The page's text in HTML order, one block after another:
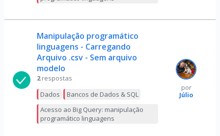
Manipulação programático
linguagens - Carregando
Arquivo .csv - Sem arquivo
modelo
2 respostas
Dados
Bancos de Dados & SQL
Acesso ao Big Query: manipulação
programático linguagens
por
Júlio